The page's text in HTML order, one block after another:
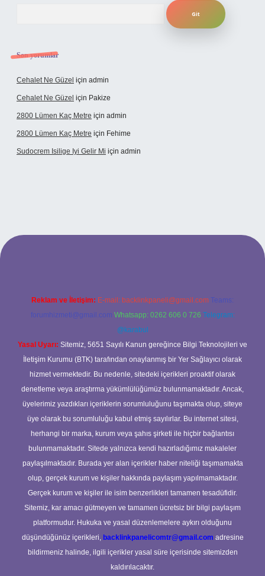
Son yorumlar
Cehalet Ne Güzel için admin
Cehalet Ne Güzel için Pakize
2800 Lümen Kaç Metre için admin
2800 Lümen Kaç Metre için Fehime
Sudocrem Isilige Iyi Gelir Mi için admin
giriş
Reklam ve İletişim: E-mail: backlinkpaneli@gmail.com Teams:
forumhizmeti@gmail.com Whatsapp: 0262 606 0 726 Telegram:
@karabul
Yasal Uyarı: Sitemiz, 5651 Sayılı Kanun gereğince Bilgi Teknolojileri ve
İletişim Kurumu (BTK) tarafından onaylanmış bir Yer Sağlayıcı olarak
hizmet vermektedir. Bu nedenle, sitedeki içerikleri proaktif olarak
denetleme veya araştırma yükümlülüğümüz bulunmamaktadır. Ancak,
üyelerimiz yazdıkları içeriklerin sorumluluğunu taşımakta olup, siteye
üye olarak bu sorumluluğu kabul etmiş sayılırlar. Bu internet sitesi,
herhangi bir marka, kurum veya şahıs şirketi ile hiçbir bağlantısı
bulunmamaktadır. Sitede yalnızca kendi hazırladığımız makaleler
paylaşılmaktadır. Burada yer alan içerikler haber niteliği taşımamakta
olup, gerçek kurum ve kişiler hakkında paylaşım yapılmamaktadır.
Gerçek kurum ve kişiler ile isim benzerlikleri tamamen tesadüfidir.
Sitemiz, kar amacı gütmeyen ve tamamen ücretsiz bir bilgi paylaşım
platformudur. Hukuka ve yasal düzenlemelere aykırı olduğunu
düşündüğünüz içerikleri, backlinkpanelicomtr@gmail.com adresine
bildirmeniz halinde, ilgili içerikler yasal süre içerisinde sitemizden
kaldırılacaktır.